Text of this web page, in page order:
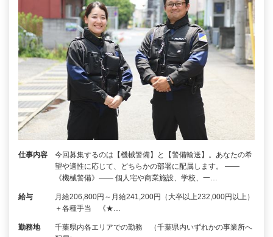
仕事内容
今回募集するのは【機械警備】と【警備輸送】。あなたの希
望や適性に応じて、どちらかの部署に配属します。 ――
《機械警備》―― 個人宅や商業施設、学校、一…
給与
月給206,800円～月給241,200円（大卒以上232,000円以上）
＋各種手当 《★…
勤務地
千葉県内各エリアでの勤務 （千葉県内いずれかの事業所へ